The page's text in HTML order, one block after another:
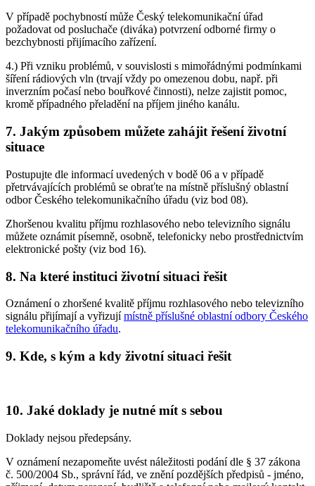
V případě pochybností může Český telekomunikační úřad
požadovat od posluchače (diváka) potvrzení odborné firmy o
bezchybnosti přijímacího zařízení.
4.) Při vzniku problémů, v souvislosti s mimořádnými podmínkami
šíření rádiových vln (trvají vždy po omezenou dobu, např. při
inverzním počasí nebo bouřkové činnosti), nelze zajistit pomoc,
kromě případného přeladění na příjem jiného kanálu.
7. Jakým způsobem můžete zahájit řešení životní
situace
Postupujte dle informací uvedených v bodě 06 a v případě
přetrvávajících problémů se obraťte na místně příslušný oblastní
odbor Českého telekomunikačního úřadu (viz bod 08).
Zhoršenou kvalitu příjmu rozhlasového nebo televizního signálu
můžete oznámit písemně, osobně, telefonicky nebo prostřednictvím
elektronické pošty (viz bod 16).
8. Na které instituci životní situaci řešit
Oznámení o zhoršené kvalitě příjmu rozhlasového nebo televizního
signálu přijímají a vyřizujímístně příslušné oblastní odbory Českého
telekomunikačního úřadu.
9. Kde, s kým a kdy životní situaci řešit
10. Jaké doklady je nutné mít s sebou
Doklady nejsou předepsány.
V oznámení nezapomeňte uvést náležitosti podání dle § 37 zákona
č. 500/2004 Sb., správní řád, ve znění pozdějších předpisů - jméno,